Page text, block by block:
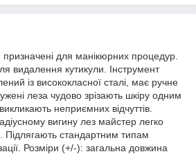
для манікюрних процедур.
видалення кутикули. Інструмент
із висококласної сталі, має ручне
леза чудово зрізають шкіру одним
неприємних відчуттів.
вигину лез майстер легко
Підлягають стандартним типам
Розміри (+/-): загальна довжина